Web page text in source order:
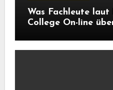
Was Fachleute
College On-line